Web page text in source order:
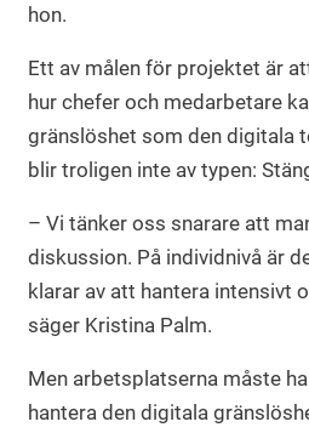
hon.
Ett av målen för projektet är
hur chefer och medarbetare
gränslöshet som den digitala
blir troligen inte av typen:
– Vi tänker oss snarare att
diskussion. På individnivå är
klarar av att hantera intensivt
säger Kristina Palm.
Men arbetsplatserna måste
hantera den digitala